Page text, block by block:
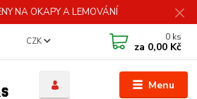
NA OKAPY A LEMOVÁNÍ
Menu
CZK 0 ks
za 0,00 Kč